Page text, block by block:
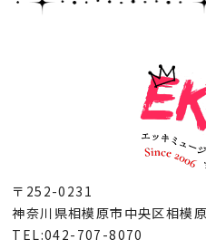
〒252-0231
神奈川県相模原市中央区相模
TEL:042-707-8070